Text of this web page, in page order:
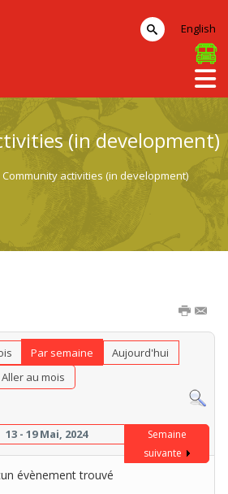
(in development)
Community activities (in development)
Par semaine
Aujourd'hui
Aller au mois
13 - 19 Mai, 2024
Semaine
suivante
évènement trouvé
English